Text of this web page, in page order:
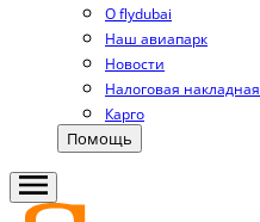
О flydubai
Наш авиапарк
Новости
Налоговая накладная
Карго
Помощь